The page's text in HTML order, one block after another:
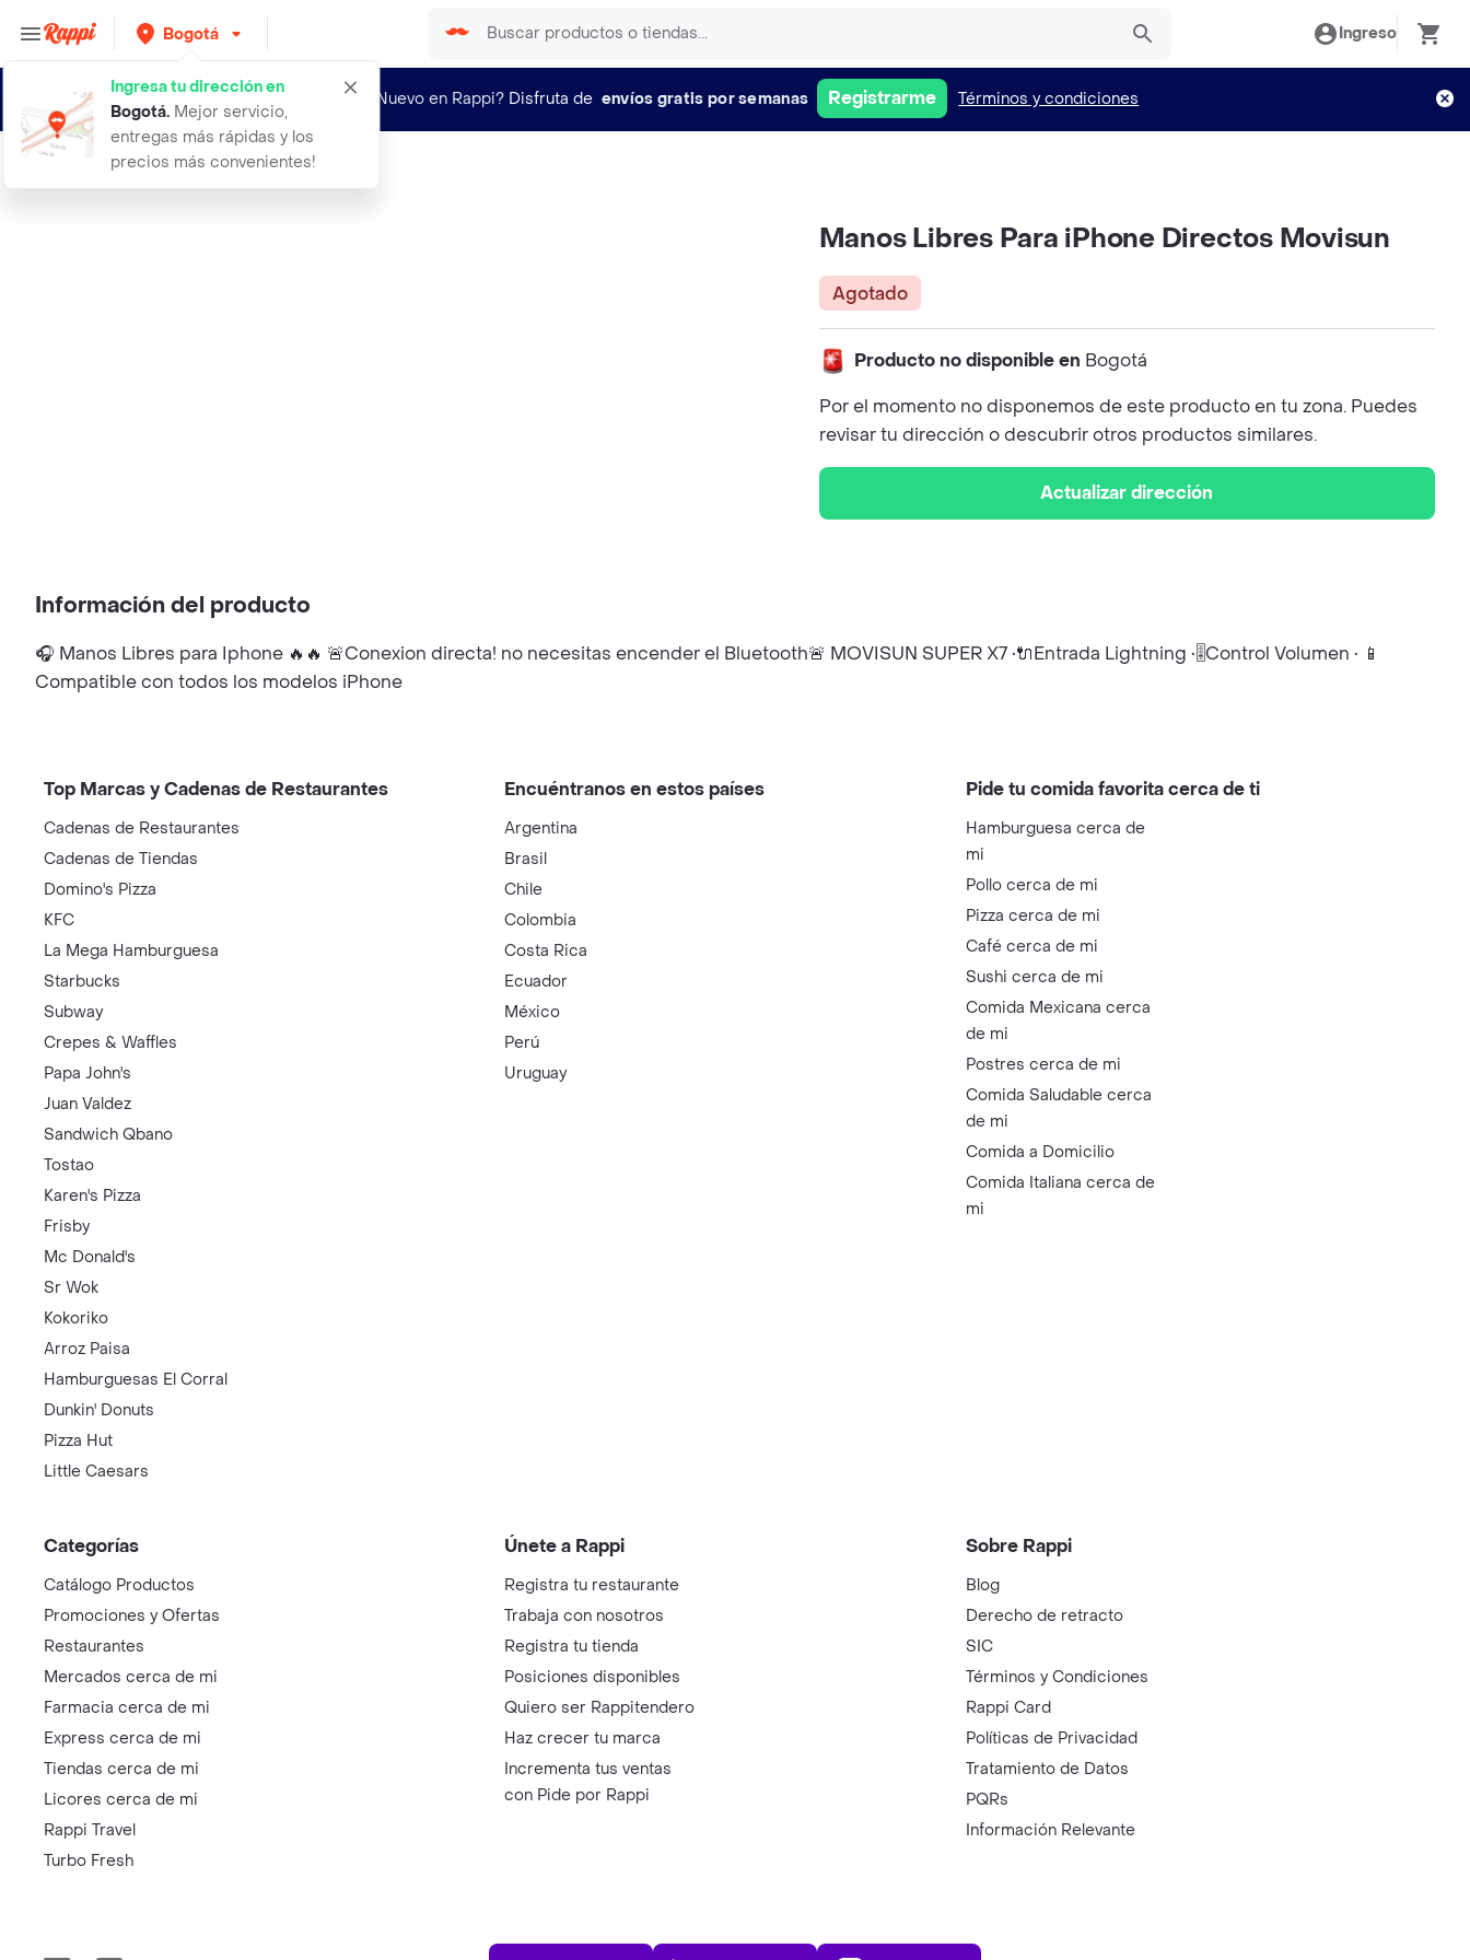
Bogotá
Ingresa tu dirección en
Bogotá. Mejor servicio,
entregas más rápidas y los
precios más convenientes!
Ingreso
¿Nuevo en Rappi? Disfruta de envíos gratis por semanas Registrarme Términos y condiciones
manos libres para iphone directos m
Manos Libres Para iPhone Directos Movisun
Agotado
Producto no disponible en Bogotá
Por el momento no disponemos de este producto en tu zona. Puedes
revisar tu dirección o descubrir otros productos similares.
Actualizar dirección
Información del producto
🎧 Manos Libres para Iphone 🔥🔥 🚨Conexion directa! no necesitas encender el Bluetooth🚨 MOVISUN SUPER X7 •🔌Entrada Lightning •🎚️Control Volumen • 📱
Compatible con todos los modelos iPhone
Top Marcas y Cadenas de Restaurantes
Cadenas de Restaurantes
Cadenas de Tiendas
Domino's Pizza
KFC
La Mega Hamburguesa
Starbucks
Subway
Crepes & Waffles
Papa John's
Juan Valdez
Sandwich Qbano
Tostao
Karen's Pizza
Frisby
Mc Donald's
Sr Wok
Kokoriko
Arroz Paisa
Hamburguesas El Corral
Dunkin' Donuts
Pizza Hut
Little Caesars
Encuéntranos en estos países
Argentina
Brasil
Chile
Colombia
Costa Rica
Ecuador
México
Perú
Uruguay
Pide tu comida favorita cerca de ti
Hamburguesa cerca de
mi
Pollo cerca de mi
Pizza cerca de mi
Café cerca de mi
Sushi cerca de mi
Comida Mexicana cerca
de mi
Postres cerca de mi
Comida Saludable cerca
de mi
Comida a Domicilio
Comida Italiana cerca de
mi
Categorías
Catálogo Productos
Promociones y Ofertas
Restaurantes
Mercados cerca de mi
Farmacia cerca de mi
Express cerca de mi
Tiendas cerca de mi
Licores cerca de mi
Rappi Travel
Turbo Fresh
Únete a Rappi
Registra tu restaurante
Trabaja con nosotros
Registra tu tienda
Posiciones disponibles
Quiero ser Rappitendero
Haz crecer tu marca
Incrementa tus ventas
con Pide por Rappi
Sobre Rappi
Blog
Derecho de retracto
SIC
Términos y Condiciones
Rappi Card
Políticas de Privacidad
Tratamiento de Datos
PQRs
Información Relevante
App Store Play Store AppGallery